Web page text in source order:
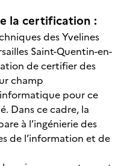
la certification :
des Yvelines
Saint-Quentin-en-
de certifier des
champ
pour ce
Dans ce cadre, la
à l’ingénierie des
de l’information et de